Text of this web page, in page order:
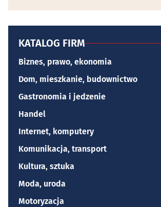
KATALOG FIRM
Biznes, prawo, ekonomia
Dom, mieszkanie, budownictwo
Gastronomia i jedzenie
Handel
Internet, komputery
Komunikacja, transport
Kultura, sztuka
Moda, uroda
Motoryzacja